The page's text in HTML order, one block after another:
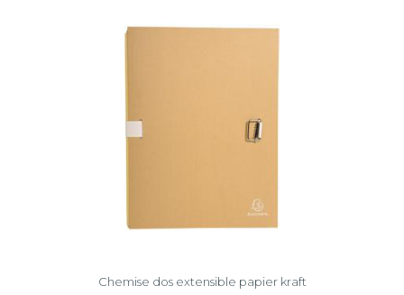
Chemise dos extensible papier kraft